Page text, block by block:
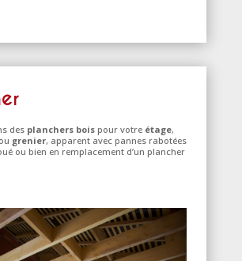
des planchers boispour votre étage,
grenier, apparent avec pannes rabotées
ou bien en remplacement d’un plancher